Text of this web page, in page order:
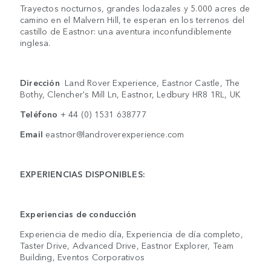
Trayectos nocturnos, grandes lodazales y 5.000 acres de
camino en el Malvern Hill, te esperan en los terrenos del
castillo de Eastnor: una aventura inconfundiblemente
inglesa.
Dirección Land Rover Experience, Eastnor Castle, The
Bothy, Clencher's Mill Ln, Eastnor, Ledbury HR8 1RL, UK
Teléfono + 44 (0) 1531 638777
Email eastnor@landroverexperience.com
EXPERIENCIAS DISPONIBLES:
Experiencias de conducción
Experiencia de medio día, Experiencia de día completo,
Taster Drive, Advanced Drive, Eastnor Explorer, Team
Building, Eventos Corporativos